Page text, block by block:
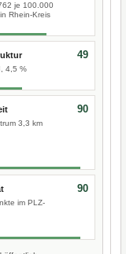
je 100.000
Rhein-Kreis
4,5 %
49
3,3 km
90
im PLZ-
90